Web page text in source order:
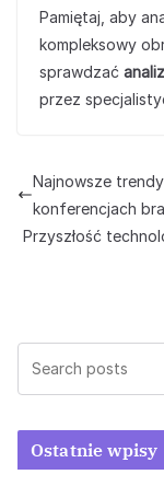
Pamiętaj, aby
kompleksowy
sprawdzać
przez
Najnowsze
konferencjach
Przyszłość
Ostatnie wpisy